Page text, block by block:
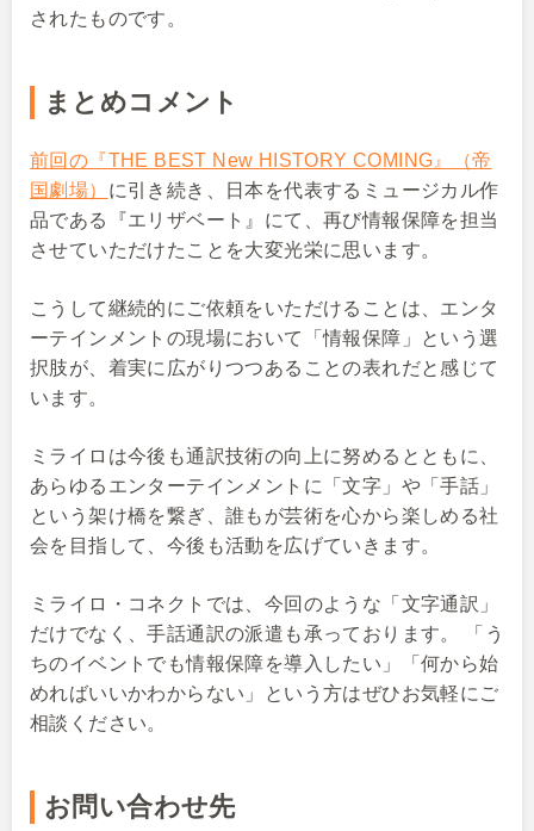
されたものです。
まとめコメント
前回の『THE BEST New HISTORY COMING』（帝
国劇場） に引き続き、日本を代表するミュージカル作
品である『エリザベート』にて、再び情報保障を担当
させていただけたことを大変光栄に思います。
こうして継続的にご依頼をいただけることは、エンタ
ーテインメントの現場において「情報保障」という選
択肢が、着実に広がりつつあることの表れだと感じて
います。
ミライロは今後も通訳技術の向上に努めるとともに、
あらゆるエンターテインメントに「文字」や「手話」
という架け橋を繋ぎ、誰もが芸術を心から楽しめる社
会を目指して、今後も活動を広げていきます。
ミライロ・コネクトでは、今回のような「文字通訳」
だけでなく、手話通訳の派遣も承っております。 「う
ちのイベントでも情報保障を導入したい」「何から始
めればいいかわからない」という方はぜひお気軽にご
相談ください。
お問い合わせ先